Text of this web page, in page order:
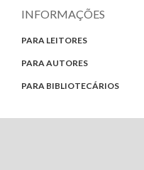
INFORMAÇÕES
PARA LEITORES
PARA AUTORES
PARA BIBLIOTECÁRIOS